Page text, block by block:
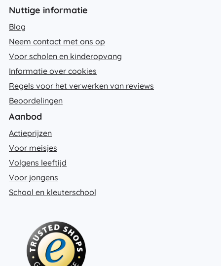
Nuttige informatie
Blog
Neem contact met ons op
Voor scholen en kinderopvang
Informatie over cookies
Regels voor het verwerken van reviews
Beoordelingen
Aanbod
Actieprijzen
Voor meisjes
Volgens leeftijd
Voor jongens
School en kleuterschool